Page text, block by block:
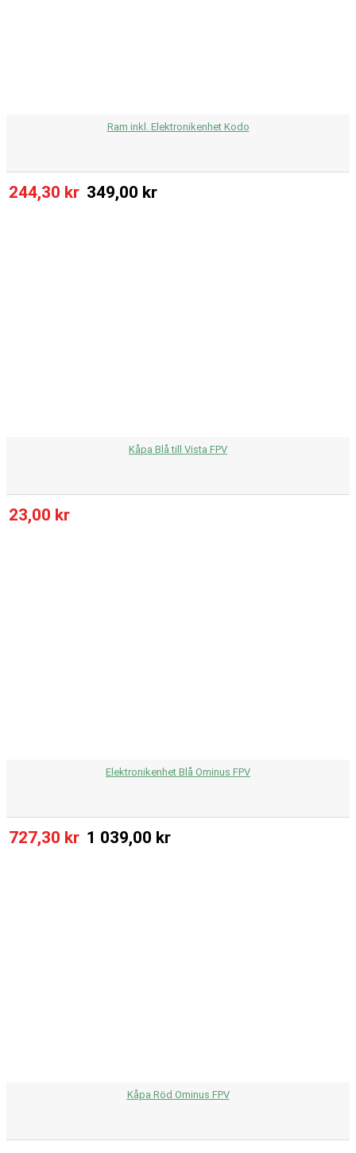
Ram inkl. Elektronikenhet Kodo
244,30 kr 349,00 kr
Kåpa Blå till Vista FPV
23,00 kr
Elektronikenhet Blå Ominus FPV
727,30 kr 1 039,00 kr
Kåpa Röd Ominus FPV